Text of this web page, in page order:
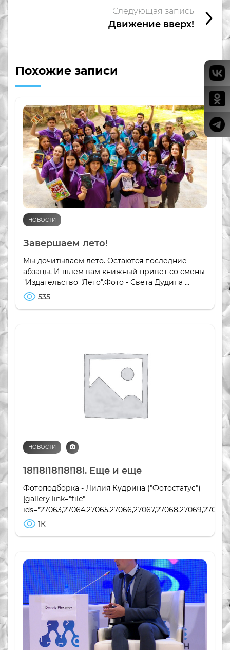
Следующая запись
Движение вверх!
Похожие записи
НОВОСТИ
Завершаем лето!
Мы дочитываем лето. Остаются последние
абзацы. И шлем вам книжный привет со смены
"Издательство "Лето".Фото - Света Дудина ...
535
НОВОСТИ
18!18!18!18!18!. Еще и еще
Фотоподборка - Лилия Кудрина ("Фотостатус")
[gallery link="file"
1К